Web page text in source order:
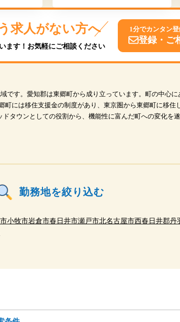
求人がない方へ
ます！お気軽にご相談ください
1分でカンタン登
登録・ご
です。愛知郡は東郷町から成り立っています。町の中心
には移住支援金の制度があり、東京圏から東郷町に移住
タウンとしての役割から、機能性に富んだ町への変化を
勤務地を絞り込む
小牧市岩倉市春日井市瀬戸市北名古屋市西春日井郡丹